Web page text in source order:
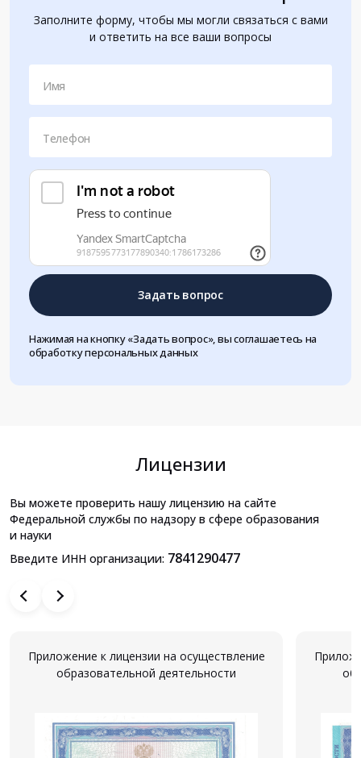
Заполните форму, чтобы мы могли связаться с вами
и ответить на все ваши вопросы
Имя
Телефон
Задать вопрос
Нажимая на кнопку «Задать вопрос», вы соглашаетесь на
обработку персональных данных
Лицензии
Вы можете проверить нашу лицензию на сайте
Федеральной службы по надзору в сфере образования
и науки
Введите ИНН организации: 7841290477
Приложение к лицензии на осуществление
образовательной деятельности